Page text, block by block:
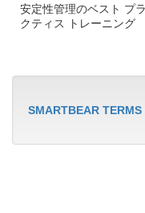
安定性管理のベスト プラ
クティス トレーニング
SMARTBEAR